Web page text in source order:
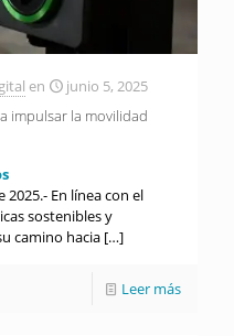
en
junio 5, 2025
impulsar la movilidad
En línea con el
sostenibles y
camino hacia […]
Leer más